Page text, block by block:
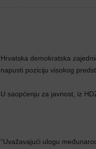
Hrvatska demokratska
napusti poziciju visokog
U saopćenju za javnost, iz
“Uvažavajući ulogu